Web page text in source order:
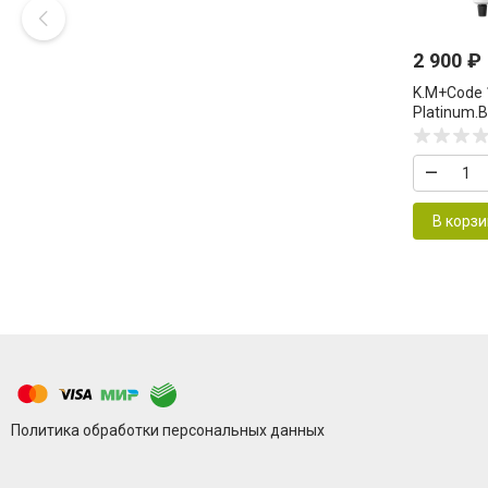
2 900 ₽
для волос
Technology
–
В
Политика обработки персональных данных